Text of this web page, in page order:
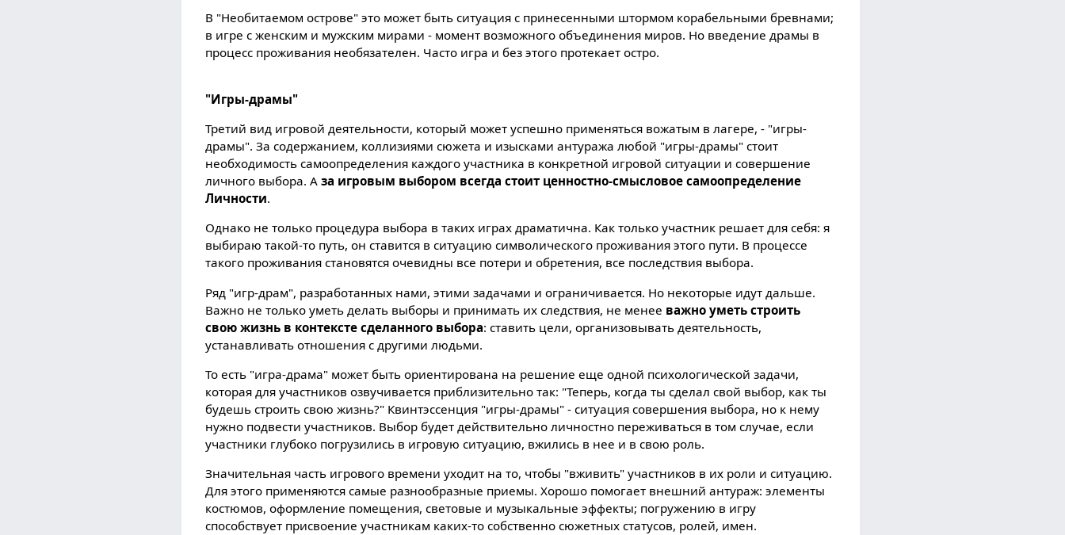
В "Необитаемом острове" это может быть ситуация с принесенными штормом корабельными бревнами;
в игре с женским и мужским мирами - момент возможного объединения миров. Но введение драмы в
процесс проживания необязателен. Часто игра и без этого протекает остро.
"Игры-драмы"
Третий вид игровой деятельности, который может успешно применяться вожатым в лагере, - "игры-
драмы". За содержанием, коллизиями сюжета и изысками антуража любой "игры-драмы" стоит
необходимость самоопределения каждого участника в конкретной игровой ситуации и совершение
личного выбора. Аза игровым выбором всегда стоит ценностно-смысловое самоопределение
Личности.
Однако не только процедура выбора в таких играх драматична. Как только участник решает для себя: я
выбираю такой-то путь, он ставится в ситуацию символического проживания этого пути. В процессе
такого проживания становятся очевидны все потери и обретения, все последствия выбора.
Ряд "игр-драм", разработанных нами, этими задачами и ограничивается. Но некоторые идут дальше.
Важно не только уметь делать выборы и принимать их следствия, не менее важно уметь строить
свою жизнь в контексте сделанного выбора: ставить цели, организовывать деятельность,
устанавливать отношения с другими людьми.
То есть "игра-драма" может быть ориентирована на решение еще одной психологической задачи,
которая для участников озвучивается приблизительно так: "Теперь, когда ты сделал свой выбор, как ты
будешь строить свою жизнь?" Квинтэссенция "игры-драмы" - ситуация совершения выбора, но к нему
нужно подвести участников. Выбор будет действительно личностно переживаться в том случае, если
участники глубоко погрузились в игровую ситуацию, вжились в нее и в свою роль.
Значительная часть игрового времени уходит на то, чтобы "вживить" участников в их роли и ситуацию.
Для этого применяются самые разнообразные приемы. Хорошо помогает внешний антураж: элементы
костюмов, оформление помещения, световые и музыкальные эффекты; погружению в игру
способствует присвоение участникам каких-то собственно сюжетных статусов, ролей, имен.